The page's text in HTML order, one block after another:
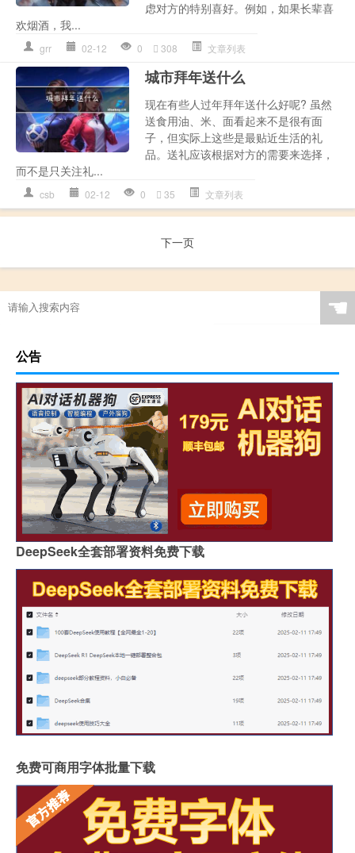
虑对方的特别喜好。例如，如果长辈喜
欢烟酒，我...
grr 02-12 0 308 文章列表
城市拜年送什么
现在有些人过年拜年送什么好呢? 虽然
送食用油、米、面看起来不是很有面
子，但实际上这些是最贴近生活的礼
品。送礼应该根据对方的需要来选择，
而不是只关注礼...
csb 02-12 0 35 文章列表
下一页
☚
公告
DeepSeek全套部署资料免费下载
免费可商用字体批量下载